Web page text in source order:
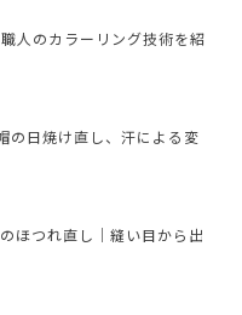
人のカラーリング技術を紹
の日焼け直し、汗による変
ほつれ直し｜縫い目から出